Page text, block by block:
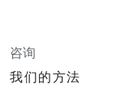
咨询
我们的方法